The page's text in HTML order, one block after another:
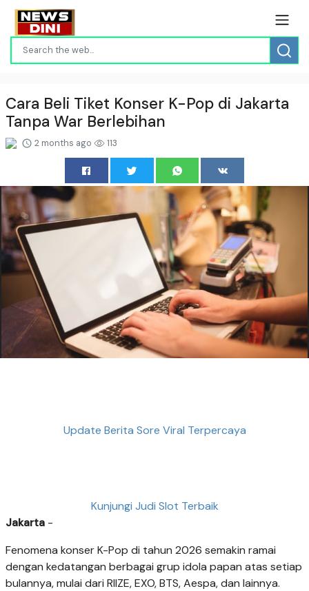
Cara Beli Tiket Konser K-Pop di Jakarta
Tanpa War Berlebihan
2 months ago 113
Update Berita Sore Viral Terpercaya
Kunjungi Judi Slot Terbaik
Jakarta -
Fenomena konser K-Pop di tahun 2026 semakin ramai
dengan kedatangan berbagai grup idola papan atas setiap
bulannya, mulai dari RIIZE, EXO, BTS, Aespa, dan lainnya.